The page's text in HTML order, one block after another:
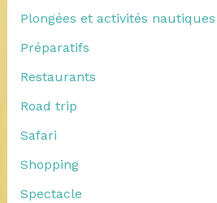
Plongées et activités nautiques
Préparatifs
Restaurants
Road trip
Safari
Shopping
Spectacle